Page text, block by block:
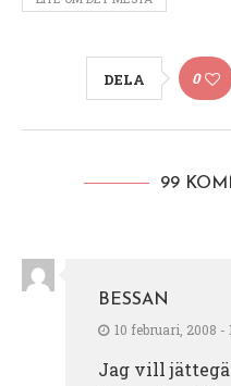
DELA 0
99
BESSAN
10 februari, 2008 -
Jag vill